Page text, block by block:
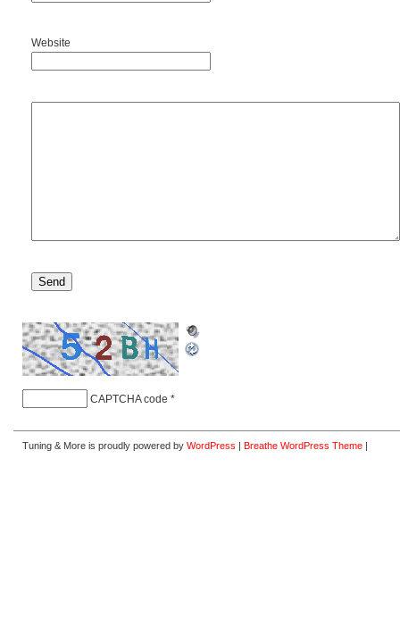
Website
CAPTCHA code *
Tuning & More is proudly powered by WordPress | Breathe WordPress Theme |